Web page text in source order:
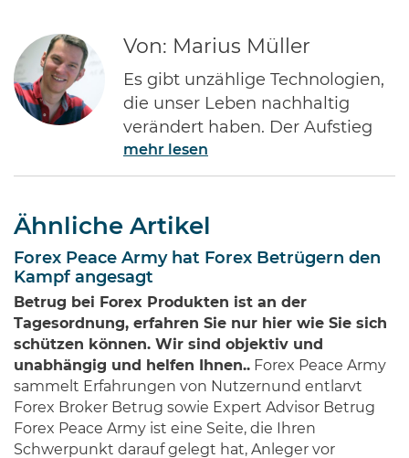
Von: Marius Müller
Es gibt unzählige Technologien,
die unser Leben nachhaltig
verändert haben. Der Aufstieg
des Internets gehört ohne Frage
zu den Bedeutendsten. Namen
Bill Gates von Microsoft dürften
jedem Investor geläufig sein.
Diese Männer haben Imperien
erschaffen und gleichzeitig
Millionen von Anlegern auf der
ganzen Welt …
mehr lesen
Ähnliche Artikel
Forex Peace Army hat Forex Betrügern den
Kampf angesagt
Betrug bei Forex Produkten ist an der
Tagesordnung, erfahren Sie nur hier wie Sie sich
schützen können. Wir sind objektiv und
unabhängig und helfen Ihnen.. Forex Peace Army
sammelt Erfahrungen von Nutzernund entlarvt
Forex Broker Betrug sowie Expert Advisor Betrug
Forex Peace Army ist eine Seite, die Ihren
Schwerpunkt darauf gelegt hat, Anleger vor